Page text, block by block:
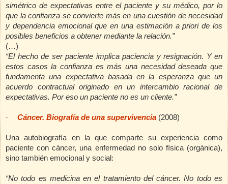
simétrico de expectativas entre el paciente y su médico, por lo
que la confianza se convierte más en una cuestión de necesidad
y dependencia emocional que en una estimación a priori de los
posibles beneficios a obtener mediante la relación.”
(…)
“El hecho de ser paciente implica paciencia y resignación. Y en
estos casos la confianza es más una necesidad deseada que
fundamenta una expectativa basada en la esperanza que un
acuerdo contractual originado en un intercambio racional de
expectativas. Por eso un paciente no es un cliente.”
· Cáncer. Biografía de una supervivencia (2008)
Una autobiografía en la que comparte su experiencia como
paciente con cáncer, una enfermedad no solo física (orgánica),
sino también emocional y social:
“No todo es medicina en el tratamiento del cáncer. No todo es